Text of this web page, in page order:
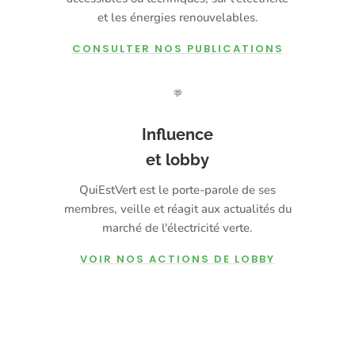
et les énergies renouvelables.
CONSULTER NOS PUBLICATIONS
💬
Influence
et lobby
QuiEstVert est le porte-parole de ses
membres, veille et réagit aux actualités du
marché de l'électricité verte.
VOIR NOS ACTIONS DE LOBBY